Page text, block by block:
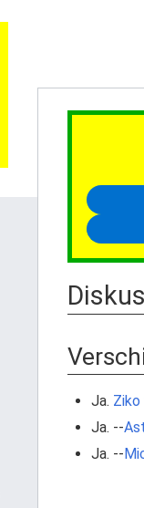
Ja. Ziko
Ja. --
Ja. --